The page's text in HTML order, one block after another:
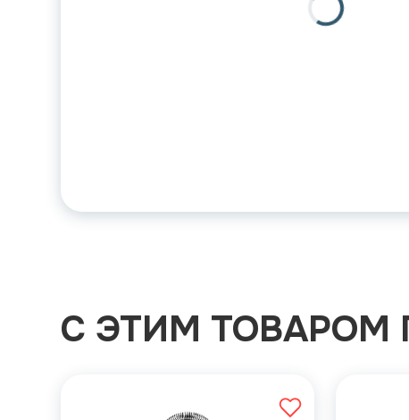
С ЭТИМ ТОВАРОМ